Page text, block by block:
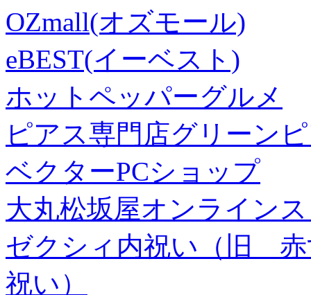
OZmall(オズモール)
eBEST(イーベスト)
ホットペッパーグルメ
ピアス専門店グリーン
ベクターPCショップ
大丸松坂屋オンライン
ゼクシィ内祝い（旧 赤
祝い）